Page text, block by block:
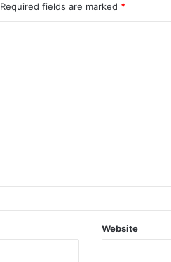
Required fields are marked *
Website